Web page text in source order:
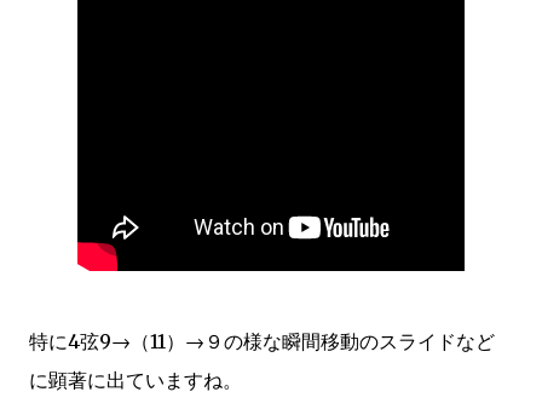
特に4弦9→（11）→９の様な瞬間移動のスライドなど
に顕著に出ていますね。